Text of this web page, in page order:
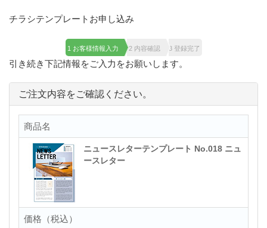
チラシテンプレートお申し込み
1 お客様情報入力 2 内容確認 3 登録完了
引き続き下記情報をご入力をお願いします。
ご注文内容をご確認ください。
商品名
ニュースレターテンプレート No.018 ニュ
ースレター
価格（税込）